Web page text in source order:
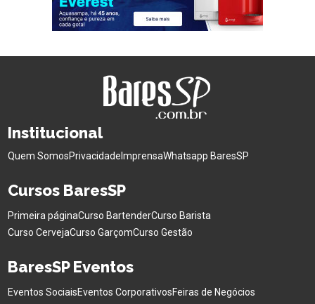
Institucional
Quem SomosPrivacidade ImprensaWhatsapp BaresSP
Cursos BaresSP
Primeira páginaCurso BartenderCurso Barista
Curso CervejaCurso GarçomCurso Gestão
BaresSP Eventos
Eventos SociaisEventos CorporativosFeiras de Negócios